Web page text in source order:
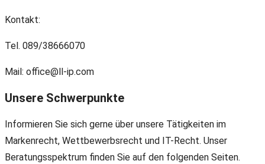
Kontakt:
Tel. 089/38666070
Mail: office@ll-ip.com
Unsere Schwerpunkte
Informieren Sie sich gerne über unsere Tätigkeiten im
Markenrecht, Wettbewerbsrecht und IT-Recht. Unser
Beratungsspektrum finden Sie auf den folgenden Seiten.